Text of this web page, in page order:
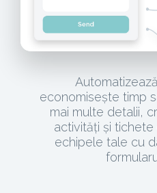
economisește timp
mai multe detalii,
activități și
echipele tale cu